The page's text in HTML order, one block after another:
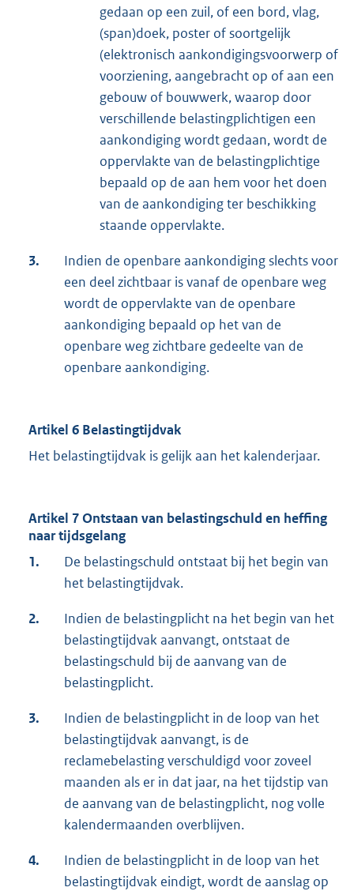
gedaan op een zuil, of een bord, vlag,
(span)doek, poster of soortgelijk
(elektronisch aankondigingsvoorwerp of
voorziening, aangebracht op of aan een
gebouw of bouwwerk, waarop door
verschillende belastingplichtigen een
aankondiging wordt gedaan, wordt de
oppervlakte van de belastingplichtige
bepaald op de aan hem voor het doen
van de aankondiging ter beschikking
staande oppervlakte.
3.
Indien de openbare aankondiging slechts voor
een deel zichtbaar is vanaf de openbare weg
wordt de oppervlakte van de openbare
aankondiging bepaald op het van de
openbare weg zichtbare gedeelte van de
openbare aankondiging.
Artikel 6 Belastingtijdvak
Het belastingtijdvak is gelijk aan het kalenderjaar.
Artikel 7 Ontstaan van belastingschuld en heffing
naar tijdsgelang
1.
De belastingschuld ontstaat bij het begin van
het belastingtijdvak.
2.
Indien de belastingplicht na het begin van het
belastingtijdvak aanvangt, ontstaat de
belastingschuld bij de aanvang van de
belastingplicht.
3.
Indien de belastingplicht in de loop van het
belastingtijdvak aanvangt, is de
reclamebelasting verschuldigd voor zoveel
maanden als er in dat jaar, na het tijdstip van
de aanvang van de belastingplicht, nog volle
kalendermaanden overblijven.
4.
Indien de belastingplicht in de loop van het
belastingtijdvak eindigt, wordt de aanslag op